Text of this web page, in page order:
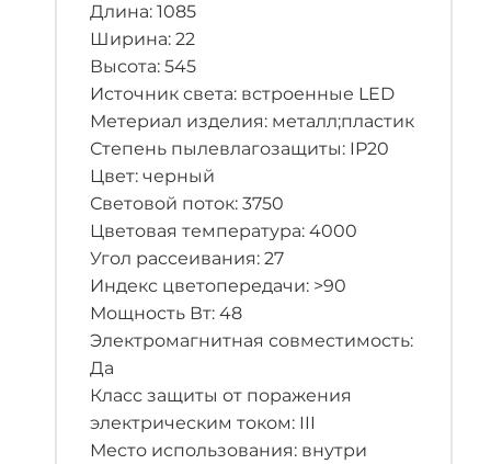
Длина: 1085
Ширина: 22
Высота: 545
Источник света: встроенные LED
Метериал изделия: металл;пластик
Степень пылевлагозащиты: IP20
Цвет: черный
Световой поток: 3750
Цветовая температура: 4000
Угол рассеивания: 27
Индекс цветопередачи: >90
Мощность Вт: 48
Электромагнитная совместимость:
Да
Класс защиты от поражения
электрическим током: III
Место использования: внутри